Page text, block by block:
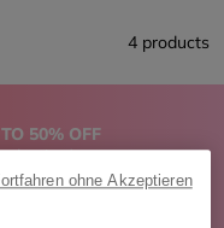
4 products
50% OFF
ALL
ohne Akzeptieren